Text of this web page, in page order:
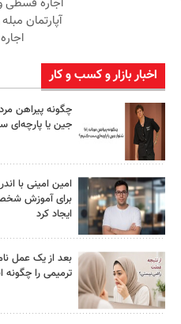
اخبار بازار و کسب و کار
چگونه پیراهن
جین یا پارچه‌ای
امین امینی با
برای آموزش
ایجاد کرد
بعد از یک عمل
ترمیمی را چگونه